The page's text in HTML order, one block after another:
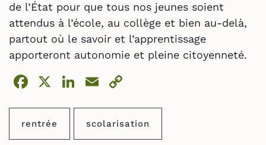
de l’État pour que tous nos jeunes soient
attendus à l’école, au collège et bien au-delà,
partout où le savoir et l’apprentissage
apporteront autonomie et pleine citoyenneté.
Facebook
X LinkedIn
Email
rentrée scolarisation